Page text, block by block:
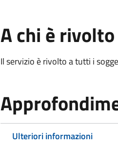
A chi è rivolto
Il servizio è rivolto a tutti i
Ulteriori informazioni